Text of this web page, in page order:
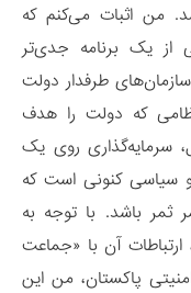
من اثبات می‌کنم که
یک برنامه جدی‌تر
طرفدار دولت
که دولت را هدف
سرمایه‌گذاری روی یک
سیاسی کنونی است که
ثمر باشد. با توجه به
آن با «جماعت
پاکستان، من این